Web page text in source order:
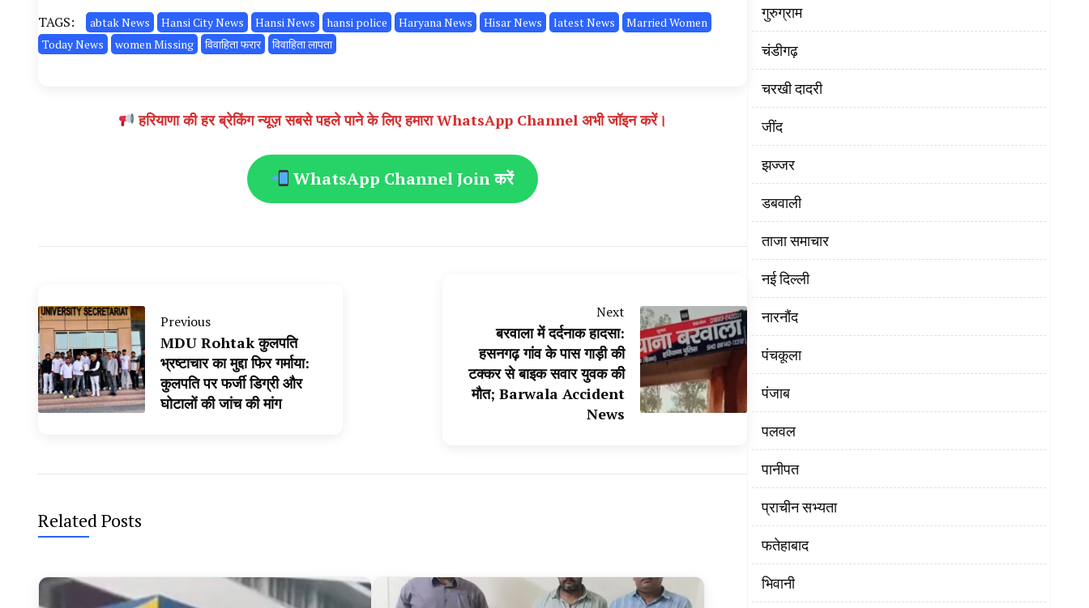
TAGS: abtak News Hansi City News Hansi News hansi police Haryana News Hisar News latest News
Married Women
Today News
women Missing विवाहिता फरार विवाहिता लापता
हरियाणा की हर ब्रेकिंग न्यूज़ सबसे पहले पाने के लिए हमारा WhatsApp Channel अभी जॉइन करें।
WhatsApp Channel Join करें
Previous
MDU Rohtak कुलपति
भ्रष्टाचार का मुद्दा फिर गर्माया:
कुलपति पर फर्जी डिग्री और
घोटालों की जांच की मांग
Next
बरवाला में दर्दनाक हादसा:
हसनगढ़ गांव के पास गाड़ी की
टक्कर से बाइक सवार युवक की
मौत; Barwala Accident
News
Related Posts
गुरुग्राम
चंडीगढ़
चरखी दादरी
‌जींद
झज्जर
डबवाली
ताजा समाचार
नई दिल्ली
नारनौंद
पंचकूला
पंजाब
पलवल
पानीपत
प्राचीन सभ्यता
फतेहाबाद
भिवानी